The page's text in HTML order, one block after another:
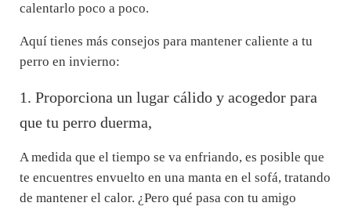
calentarlo poco a poco.
Aquí tienes más consejos para mantener caliente a tu
perro en invierno:
1. Proporciona un lugar cálido y acogedor para
que tu perro duerma,
A medida que el tiempo se va enfriando, es posible que
te encuentres envuelto en una manta en el sofá, tratando
de mantener el calor. ¿Pero qué pasa con tu amigo